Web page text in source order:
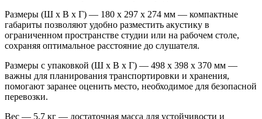
Размеры (Ш x В x Г) — 180 х 297 х 274 мм — компактные
габариты позволяют удобно разместить акустику в
ограниченном пространстве студии или на рабочем столе,
сохраняя оптимальное расстояние до слушателя.
Размеры с упаковкой (Ш x В x Г) — 498 х 398 х 370 мм —
важны для планирования транспортировки и хранения,
помогают заранее оценить место, необходимое для безопасной
перевозки.
Вес — 5.7 кг — достаточная масса для устойчивости и